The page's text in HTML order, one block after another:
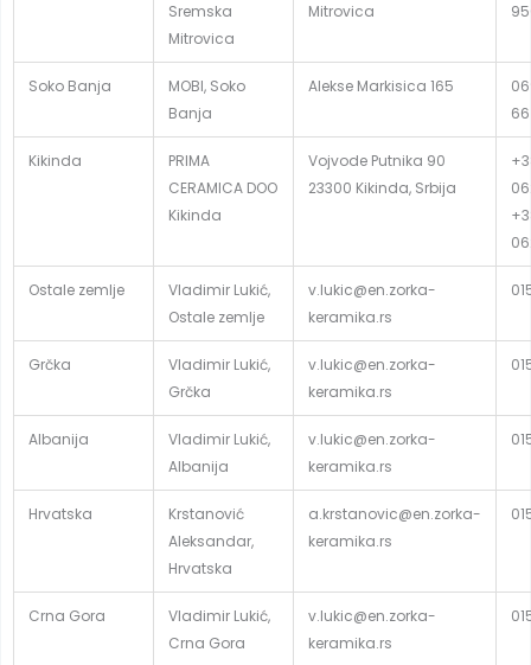
Sremska
Mitrovica
Mitrovica
Soko Banja
MOBI, Soko
Banja
Alekse Markisica 165
66
Kikinda
PRIMA
CERAMICA DOO
Kikinda
Vojvode Putnika 90
23300 Kikinda, Srbija
Ostale zemlje
Vladimir Lukić,
Ostale zemlje
v.lukic@en.zorka-
keramika.rs
Grčka
Vladimir Lukić,
Grčka
v.lukic@en.zorka-
keramika.rs
Albanija
Vladimir Lukić,
Albanija
v.lukic@en.zorka-
keramika.rs
Hrvatska
Krstanović
Aleksandar,
Hrvatska
a.krstanovic@en.zorka-
keramika.rs
Crna Gora
Vladimir Lukić,
Crna Gora
v.lukic@en.zorka-
keramika.rs